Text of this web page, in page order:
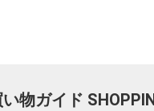
物ガイド